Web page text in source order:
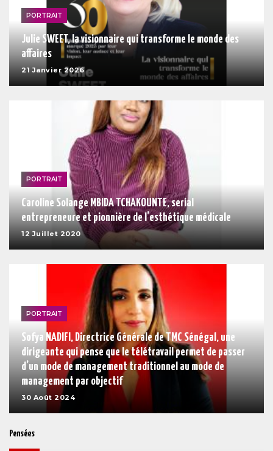
PORTRAIT
Julie SWEET, la visionnaire qui transforme le monde des
affaires
21 Janvier 2026
PORTRAIT
Caroline Solange MBIDA TCHAKOUNTE, serial
entrepreneure et pionnière de l’esthétique médicale
12 Juillet 2020
PORTRAIT
Sofya NADIFI, Directrice Générale de TMC Sénégal, une
dirigeante qui pense que le télétravail permet de passer
d’un mode de management traditionnel au mode de
management par objectif
30 Août 2024
Pensées